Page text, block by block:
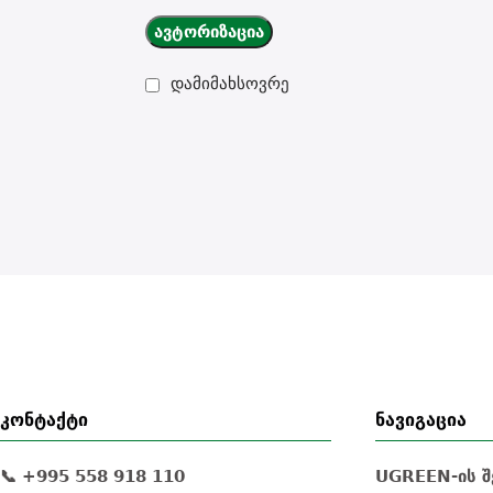
Ავტორიზაცია
დამიმახსოვრე
კონტაქტი
📞 +995 558 918 110
ნავიგაცია
UGREEN-ის